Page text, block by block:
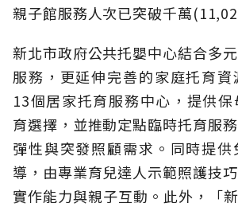
親子館服務人次已突破千萬
新北市政府公共托嬰中心結合多
服務，更延伸完善的家庭托育資
13個居家托育服務中心，提供
育選擇，並推動定點臨時托育服
彈性與突發照顧需求。同時提
導，由專業育兒達人示範照護技
實作能力與親子互動。此外，「